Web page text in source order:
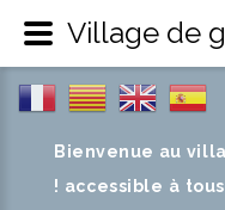
Bienvenue au
! accessible à